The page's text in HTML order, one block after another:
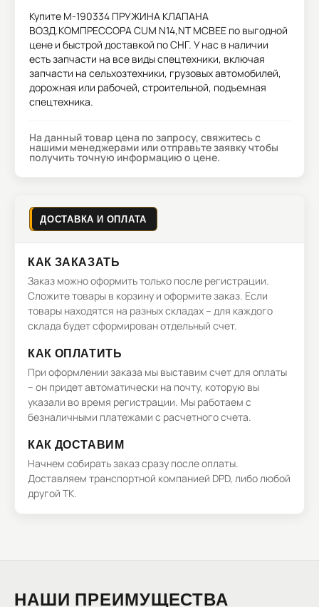
Купите M-190334 ПРУЖИНА КЛАПАНА
ВОЗД.КОМПРЕССОРА CUM N14,NT MCBEE по выгодной
цене и быстрой доставкой по СНГ. У нас в наличии
есть запчасти на все виды спецтехники, включая
запчасти на сельхозтехники, грузовых автомобилей,
дорожная или рабочей, строительной, подъемная
спецтехника.
На данный товар цена по запросу, свяжитесь с
нашими менеджерами или отправьте заявку чтобы
получить точную информацию о цене.
ДОСТАВКА И ОПЛАТА
КАК ЗАКАЗАТЬ
Заказ можно оформить только после регистрации.
Сложите товары в корзину и оформите заказ. Если
товары находятся на разных складах – для каждого
склада будет сформирован отдельный счет.
КАК ОПЛАТИТЬ
При оформлении заказа мы выставим счет для оплаты
– он придет автоматически на почту, которую вы
указали во время регистрации. Мы работаем с
безналичными платежами с расчетного счета.
КАК ДОСТАВИМ
Начнем собирать заказ сразу после оплаты.
Доставляем транспортной компанией DPD, либо любой
другой ТК.
НАШИ ПРЕИМУЩЕСТВА